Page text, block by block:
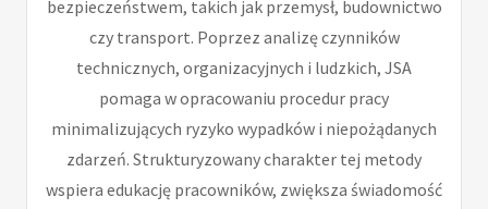
bezpieczeństwem, takich jak przemysł, budownictwo
czy transport. Poprzez analizę czynników
technicznych, organizacyjnych i ludzkich, JSA
pomaga w opracowaniu procedur pracy
minimalizujących ryzyko wypadków i niepożądanych
zdarzeń. Strukturyzowany charakter tej metody
wspiera edukację pracowników, zwiększa świadomość